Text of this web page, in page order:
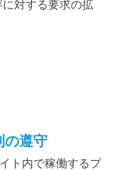
対する要求の拡
の遵守
ト内で稼働するプ